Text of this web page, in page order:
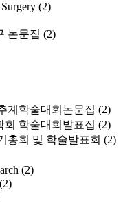
(2)
논문집 (2)
계학술대회논문집 (2)
회 학술대회발표집 (2)
총회 및 학술발표회 (2)
(2)
(2)